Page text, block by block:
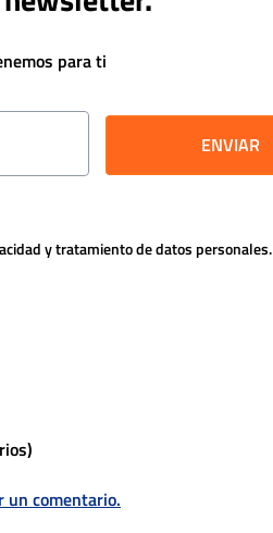
para ti
ENVIAR
y tratamiento de datos personales.
un comentario.